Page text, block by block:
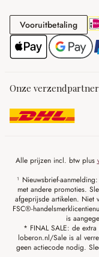
Vooruitbetaling
Onze
Alle prijzen incl. btw plus
¹ Nieuwsbrief-
met andere promoties.
afgeprijsde artikelen. Niet
FSC®-
is
* FINAL SALE: de
loberon.nl/Sale is al
geen actiecode nodig.